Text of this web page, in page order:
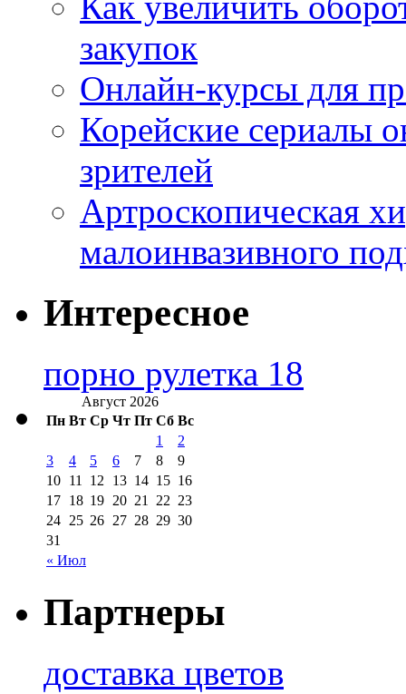
закупок
Онлайн-курсы для
Корейские сериалы
зрителей
Артроскопическая
малоинвазивного
Интересное
порно рулетка 18
Август 2026
Пн Вт Ср Чт Пт Сб Вс
« Июл
1
2
3
4 5 6 7 8
9
10 11 12 13 14 15 16
17 18 19 20 21 22 23
24 25 26 27 28 29 30
31
Партнеры
доставка цветов